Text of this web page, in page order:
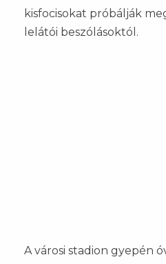
kisfocisokat próbálják
lelátói beszólásoktól.
A városi stadion gyepén